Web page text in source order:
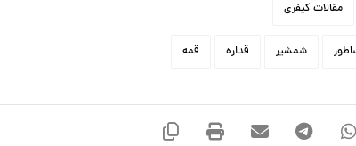
مقالات کیفری
شمشیر قداره قمه